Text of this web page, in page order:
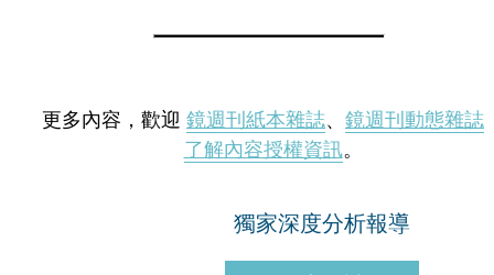
更多內容，歡迎 鏡週刊紙本雜誌、 鏡週刊動態雜誌
了解內容授權資訊。
獨家深度分析報導